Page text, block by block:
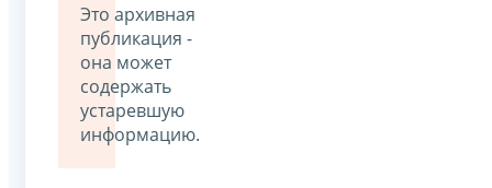
Это архивная
публикация -
она может
содержать
устаревшую
информацию.